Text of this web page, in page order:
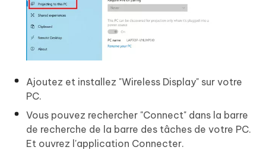
Ajoutez et installez "Wireless Display" sur votre
PC.
Vous pouvez rechercher "Connect" dans la barre
de recherche de la barre des tâches de votre PC.
Et ouvrez l'application Connecter.